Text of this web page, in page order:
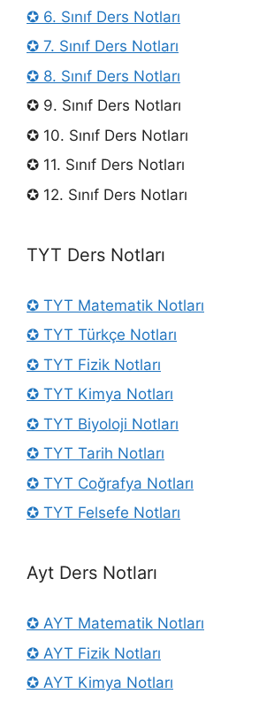
✪ 6. Sınıf Ders Notları
✪ 7. Sınıf Ders Notları
✪ 8. Sınıf Ders Notları
✪ 9. Sınıf Ders Notları
✪ 10. Sınıf Ders Notları
✪ 11. Sınıf Ders Notları
✪ 12. Sınıf Ders Notları
TYT Ders Notları
✪ TYT Matematik Notları
✪ TYT Türkçe Notları
✪ TYT Fizik Notları
✪ TYT Kimya Notları
✪ TYT Biyoloji Notları
✪ TYT Tarih Notları
✪ TYT Coğrafya Notları
✪ TYT Felsefe Notları
Ayt Ders Notları
✪ AYT Matematik Notları
✪ AYT Fizik Notları
✪ AYT Kimya Notları